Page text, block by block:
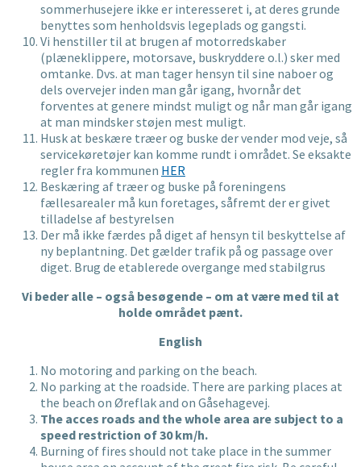
sommerhusejere ikke er interesseret i, at deres grunde
benyttes som henholdsvis legeplads og gangsti.
Vi henstiller til at brugen af motorredskaber
(plæneklippere, motorsave, buskryddere o.l.) sker med
omtanke. Dvs. at man tager hensyn til sine naboer og
dels overvejer inden man går igang, hvornår det
forventes at genere mindst muligt og når man går igang
at man mindsker støjen mest muligt.
Husk at beskære træer og buske der vender mod veje, så
servicekøretøjer kan komme rundt i området. Se eksakte
regler fra kommunen HER
Beskæring af træer og buske på foreningens
fællesarealer må kun foretages, såfremt der er givet
tilladelse af bestyrelsen
Der må ikke færdes på diget af hensyn til beskyttelse af
ny beplantning. Det gælder trafik på og passage over
diget. Brug de etablerede overgange med stabilgrus
Vi beder alle – også besøgende – om at være med til at
holde området pænt.
English
No motoring and parking on the beach.
No parking at the roadside. There are parking places at
the beach on Øreflak and on Gåsehagevej.
The acces roads and the whole area are subject to a
speed restriction of 30 km/h.
Burning of fires should not take place in the summer